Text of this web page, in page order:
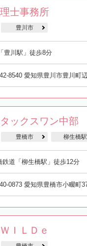
士事務所
豊川市
豊川駅」徒歩8分
8540 愛知県豊川市豊川町
ックスワン中部
豊橋市 柳生橋駅
鉄道「柳生橋駅」徒歩12分
0873 愛知県豊橋市小畷町
ＩＬＤｅ